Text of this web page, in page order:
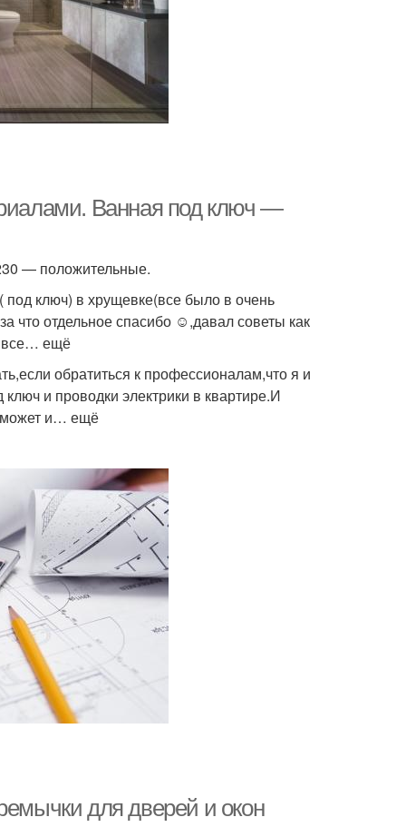
Ванная под ключ —
— положительные.
под ключ) в хрущевке(все было в очень
что отдельное спасибо ☺️,давал советы как
все… ещё
обратиться к профессионалам,что я и
и проводки электрики в квартире.И
может и… ещё
для дверей и окон